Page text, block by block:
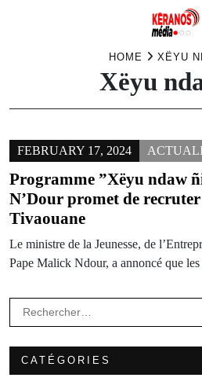
HOME XËYU
Xëyu
FEBRUARY 17, 2024
Programme ”Xëyu ndaw
N’Dour promet de
Tivaouane
Le ministre de la Jeunesse, de
Pape Malick Ndour, a annoncé que
Rechercher :
CATÉGORIES